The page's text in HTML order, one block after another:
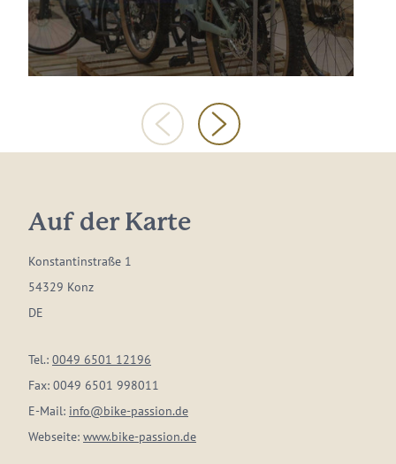
Auf der Karte
Konstantinstraße 1
54329 Konz
DE
Tel.: 0049 6501 12196
Fax: 0049 6501 998011
E-Mail: info@bike-passion.de
Webseite: www.bike-passion.de